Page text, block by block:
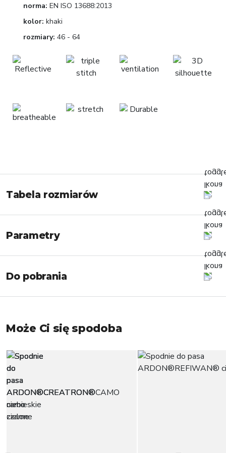
norma: EN ISO 13688:2013
kolor: khaki
rozmiary: 46 - 64
Tabela rozmiarów
Parametry
Do pobrania
Może Ci się spodoba